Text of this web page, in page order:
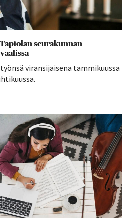
seurakunnan
viransijaisena tammikuussa